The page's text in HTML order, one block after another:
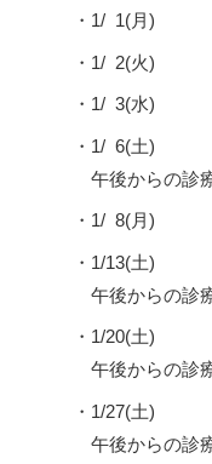
・1/ 1(月)
・1/ 2(火)
・1/ 3(水)
・1/ 6(土)
午後からの診
・1/ 8(月)
・1/13(土)
午後からの診
・1/20(土)
午後からの診
・1/27(土)
午後からの診